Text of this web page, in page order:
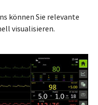
können Sie relevante
visualisieren.